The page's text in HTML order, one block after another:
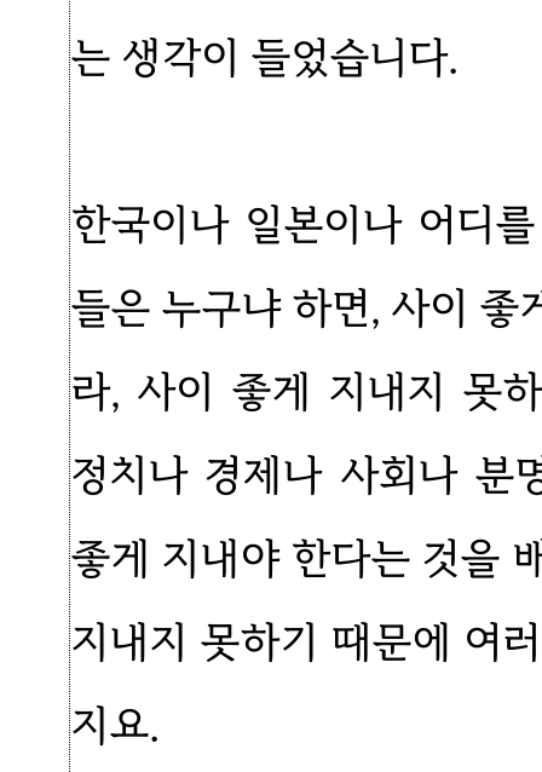
는 생각이 들었습니다.
한국이나 일본이나 어디
들은 누구냐 하면, 사이 좋
라, 사이 좋게 지내지 못
정치나 경제나 사회나 분
좋게 지내야 한다는 것을
지내지 못하기 때문에 여
지요.